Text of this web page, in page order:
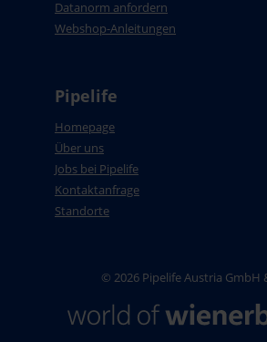
Datanorm anfordern
Webshop-Anleitungen
Pipelife
Homepage
Über uns
Jobs bei Pipelife
Kontaktanfrage
Standorte
© 2026 Pipelife Austria GmbH